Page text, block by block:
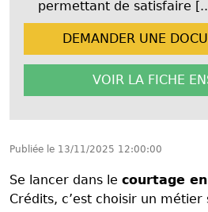
permettant de satisfaire
DEMANDER UNE
VOIR LA FICHE
Publiée le 13/11/2025 12:00:00
Se lancer dans le courtage
Crédits, c’est choisir un